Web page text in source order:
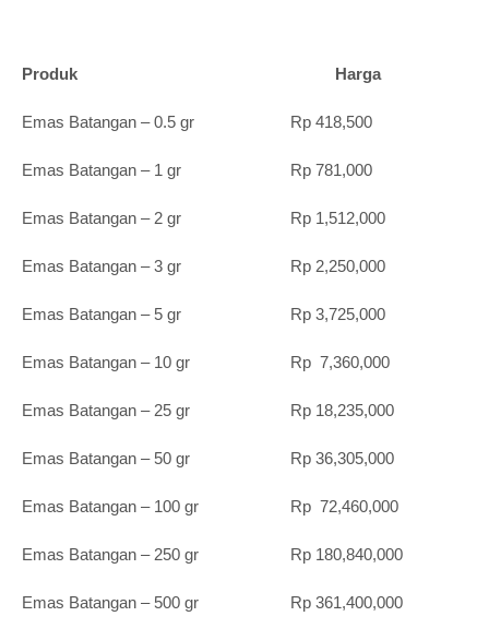
Produk Harga
Emas Batangan – 0.5 gr Rp 418,500
Emas Batangan – 1 gr Rp 781,000
Emas Batangan – 2 gr Rp 1,512,000
Emas Batangan – 3 gr Rp 2,250,000
Emas Batangan – 5 gr Rp 3,725,000
Emas Batangan – 10 gr Rp 7,360,000
Emas Batangan – 25 gr Rp 18,235,000
Emas Batangan – 50 gr Rp 36,305,000
Emas Batangan – 100 gr Rp 72,460,000
Emas Batangan – 250 gr Rp 180,840,000
Emas Batangan – 500 gr Rp 361,400,000